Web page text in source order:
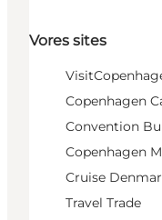
Vores sites
Copenhagen
Convention
Copenhagen
Cruise
Travel Trade